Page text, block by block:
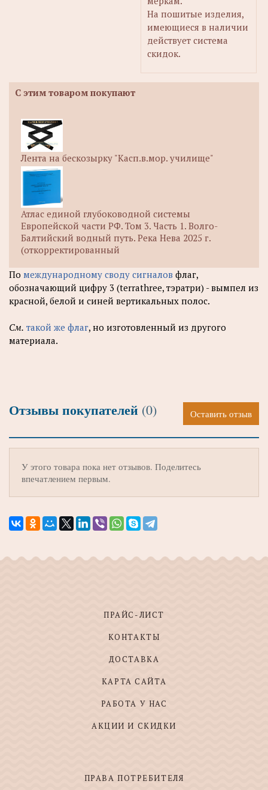
На пошитые изделия,
имеющиеся в наличии
действует система
скидок.
С этим товаром покупают
Лента на бескозырку "Касп.в.мор. училище"
Атлас единой глубоководной системы
Европейской части РФ. Том 3. Часть 1. Волго-
Балтийский водный путь. Река Нева 2025 г.
(откорректированный
По международному своду сигналов флаг,
обозначающий цифру 3 (terrathree, тэратри) - вымпел из
красной, белой и синей вертикальных полос.
См. такой же флаг, но изготовленный из другого
материала.
Отзывы покупателей (0) Оставить отзыв
У этого товара пока нет отзывов. Поделитесь
впечатлением первым.
ПРАЙС-ЛИСТ
КОНТАКТЫ
ДОСТАВКА
КАРТА САЙТА
РАБОТА У НАС
АКЦИИ И СКИДКИ
ПРАВА ПОТРЕБИТЕЛЯ